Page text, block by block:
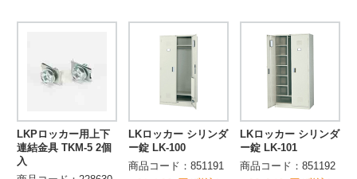
LKPロッカー用上下
連結金具 TKM-5 2個
入
LKロッカー シリンダ
ー錠 LK-100
商品コード：851191
LKロッカー シリンダ
ー錠 LK-101
商品コード：851192